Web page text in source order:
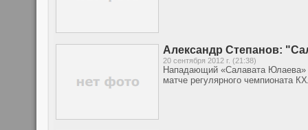
Александр Степанов:
20 сентября 2012 г. (21:38)
Нападающий «Салавата Юлаева»
матче регулярного чемпионата